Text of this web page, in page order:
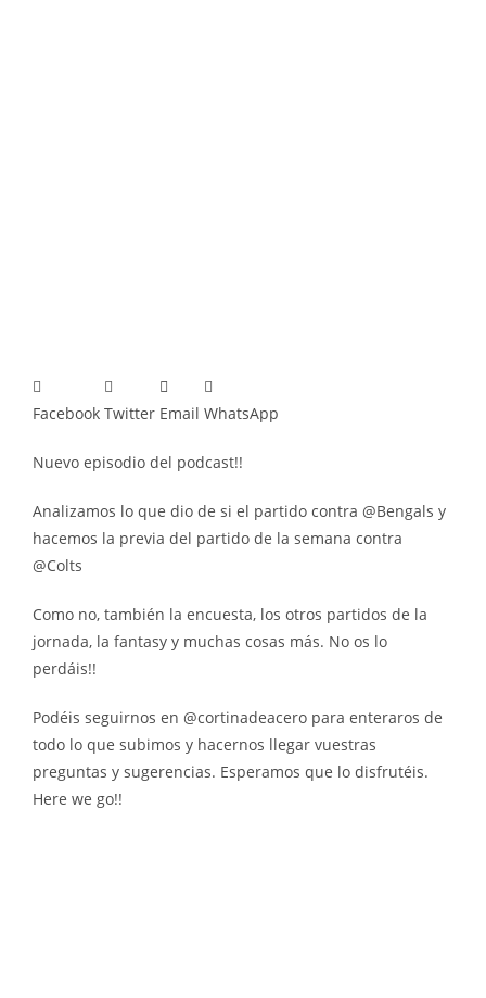
Facebook Twitter Email WhatsApp
Nuevo episodio del podcast!!
Analizamos lo que dio de si el partido contra @Bengals y
hacemos la previa del partido de la semana contra
@Colts
Como no, también la encuesta, los otros partidos de la
jornada, la fantasy y muchas cosas más. No os lo
perdáis!!
Podéis seguirnos en @cortinadeacero para enteraros de
todo lo que subimos y hacernos llegar vuestras
preguntas y sugerencias. Esperamos que lo disfrutéis.
Here we go!!